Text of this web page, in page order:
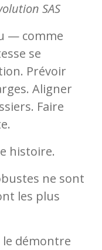
SAS
— comme
se
Prévoir
Aligner
Faire
histoire.
ne sont
les plus
démontre